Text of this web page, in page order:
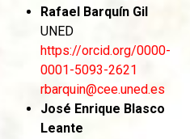
Rafael Barquín Gil
UNED
https://orcid.org/0000-
0001-5093-2621
rbarquin@cee.uned.es
José Enrique Blasco
Leante